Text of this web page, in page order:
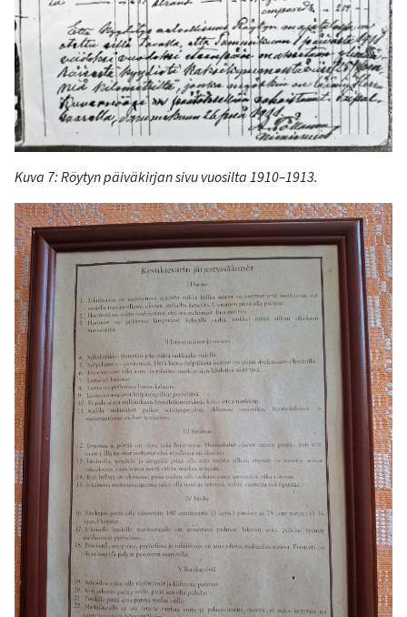
Kuva 7:Röytynpäiväkirjan sivu vuosilta1910–1913.